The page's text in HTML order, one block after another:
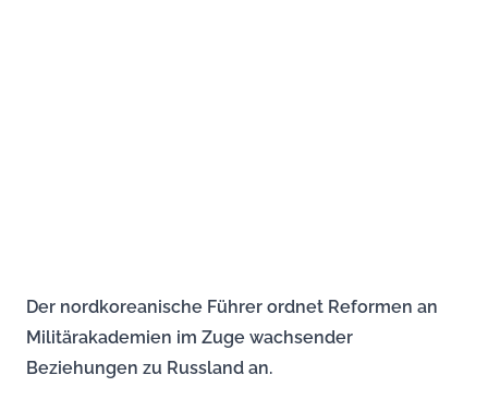
Der nordkoreanische Führer ordnet Reformen an
Militärakademien im Zuge wachsender
Beziehungen zu Russland an.